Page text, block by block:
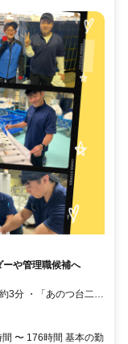
や管理職候補へ
3分 ・「あのつ台二丁
分
〜 176時間 基本の勤